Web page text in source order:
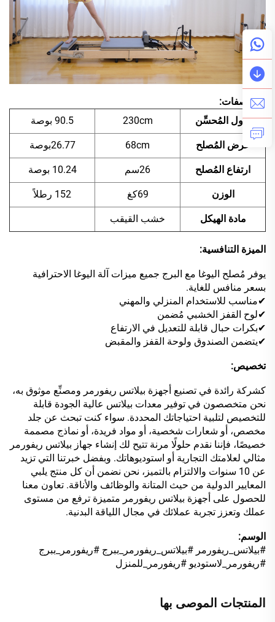
المواصفات:
طول المُحسِّن
230cm 90.5 بوصة
عرض المُصلح 68cm 26.77بوصة
ارتفاع المُصلح 26سم 10.24 بوصة
الوزن 69كغ 152 رطلاً
مادة الهيكل خشب القيقب
الميزة التنافسية:
يوفر مُصلح اليوغا مع البرج جميع ميزات آلة اليوغا الاحترافية
بسعر منافس للغاية.
✔مناسب للاستخدام المنزلي والمهني
✔لوح القفز الخشبي مُضمن
✔بكرات حبال قابلة للتعديل في الارتفاع
✔يتضمن الصندوق ولوحة القفز والمقبض
تخصيص:
كشركة رائدة في تصنيع أجهزة بيلاتس ريفورمر ومصنِّع موثوق به،
نحن متخصصون في توفير معدات بيلاتس عالية الجودة قابلة
للتخصيص لتلبية احتياجاتك المحددة. سواء كنت تبحث عن جلد
مخصص، أو شعارات شخصية، أو مواد فريدة، أو نماذج مصممة
خصيصًا، فإننا نقدم حلولًا مرنة تتيح لك إنشاء جهاز بيلاتس ريفورمر
مثالي لعلامتك التجارية أو استوديوهاتك. وبفضل خبرتنا التي تزيد
عن 10 سنوات والالتزام بالتميز، نحن نضمن أن كل منتج يلبي
المعايير الدولية من حيث المتانة والوظائف والأناقة. تعاون معنا
للحصول على أجهزة بيلاتس ريفورمر متميزة ترفع من مستوى
عملك وتعزز تجربة عملائك في مجال اللياقة البدنية.
الوسم:
#بيلاتس_ريفورمر #بيلاتس_ريفورمر_ببرج #ريفورمر_ببرج
#ريفورمر_لاستوديو #ريفورمر_للمنزل
المنتجات الموصى بها